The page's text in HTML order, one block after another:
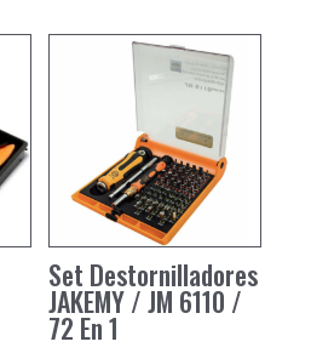
Set Destornilladores
JAKEMY / JM 6110 /
72 En 1